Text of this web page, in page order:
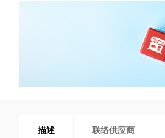
描述 联络供应商